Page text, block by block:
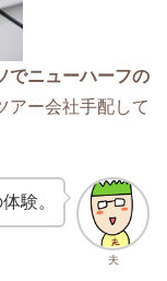
でニューハーフの
アー会社手配して
夫
験。